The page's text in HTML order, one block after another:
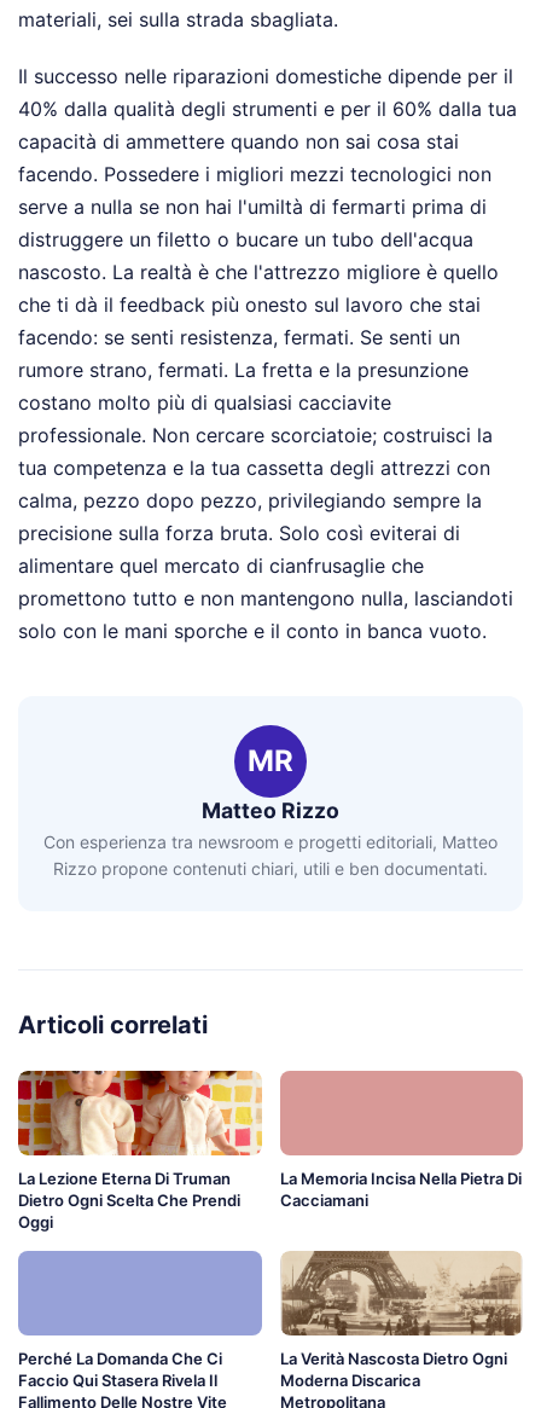
materiali, sei sulla strada sbagliata.
Il successo nelle riparazioni domestiche dipende per il
40% dalla qualità degli strumenti e per il 60% dalla tua
capacità di ammettere quando non sai cosa stai
facendo. Possedere i migliori mezzi tecnologici non
serve a nulla se non hai l'umiltà di fermarti prima di
distruggere un filetto o bucare un tubo dell'acqua
nascosto. La realtà è che l'attrezzo migliore è quello
che ti dà il feedback più onesto sul lavoro che stai
facendo: se senti resistenza, fermati. Se senti un
rumore strano, fermati. La fretta e la presunzione
costano molto più di qualsiasi cacciavite
professionale. Non cercare scorciatoie; costruisci la
tua competenza e la tua cassetta degli attrezzi con
calma, pezzo dopo pezzo, privilegiando sempre la
precisione sulla forza bruta. Solo così eviterai di
alimentare quel mercato di cianfrusaglie che
promettono tutto e non mantengono nulla, lasciandoti
solo con le mani sporche e il conto in banca vuoto.
MR
Matteo Rizzo
Con esperienza tra newsroom e progetti editoriali, Matteo
Rizzo propone contenuti chiari, utili e ben documentati.
Articoli correlati
La Lezione Eterna Di Truman
Dietro Ogni Scelta Che Prendi
Oggi
La Memoria Incisa Nella Pietra Di
Cacciamani
Perché La Domanda Che Ci
Faccio Qui Stasera Rivela Il
Fallimento Delle Nostre Vite
La Verità Nascosta Dietro Ogni
Moderna Discarica
Metropolitana